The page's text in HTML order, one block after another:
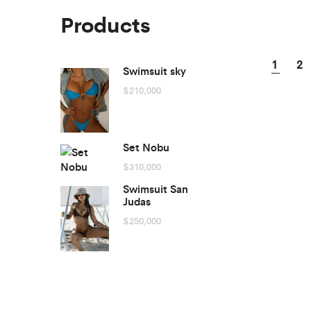
1 2
Products
Swimsuit sky
$210,000
Set Nobu
$310,000
Swimsuit San
Judas
$250,000